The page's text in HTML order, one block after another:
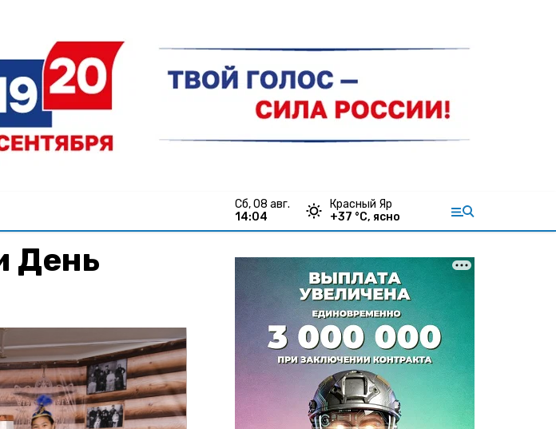
сб, 08 авг.
14:04
Красный Яр
+37 °С, ясно
День